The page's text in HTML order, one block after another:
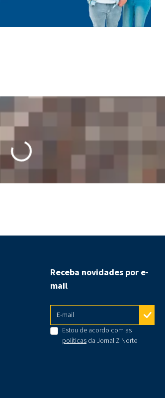
Receba novidades por e-
mail
E-mail
Estou de acordo com as
políticas da Jornal Z Norte